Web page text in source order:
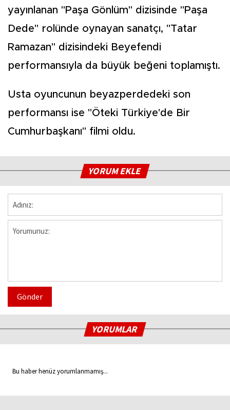
yayınlanan "Paşa Gönlüm" dizisinde "Paşa
Dede" rolünde oynayan sanatçı, "Tatar
Ramazan" dizisindeki Beyefendi
performansıyla da büyük beğeni toplamıştı.
Usta oyuncunun beyazperdedeki son
performansı ise "Öteki Türkiye'de Bir
Cumhurbaşkanı" filmi oldu.
YORUM EKLE
Gönder
YORUMLAR
Bu haber henüz yorumlanmamış...